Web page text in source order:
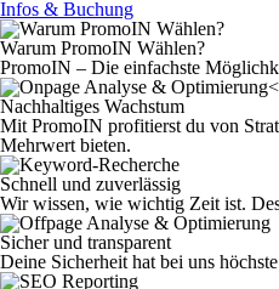
Infos & Buchung
Warum PromoIN Wählen?
PromoIN – Die einfachste
Nachhaltiges Wachstum
Mit PromoIN profitierst du von
Mehrwert bieten.
Schnell und zuverlässig
Wir wissen, wie wichtig Zeit ist.
Sicher und transparent
Deine Sicherheit hat bei uns